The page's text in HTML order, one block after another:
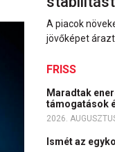
A piacok
jövőképet
FRISS
Maradtak
támogatások
2026.
Ismét az